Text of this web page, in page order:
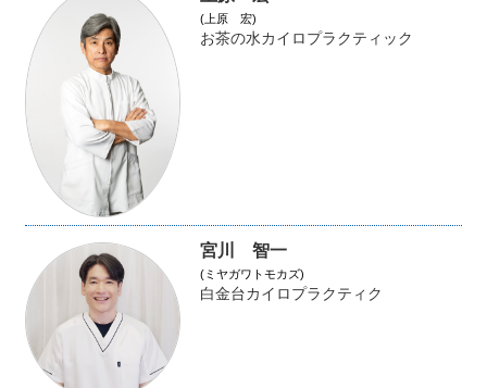
(上原 宏)
お茶の水カイロプラクティック
宮川 智一
(ミヤガワトモカズ)
白金台カイロプラクティク